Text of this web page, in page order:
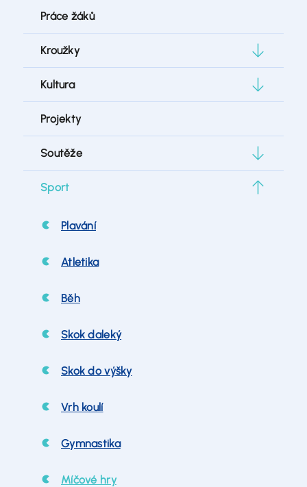
Práce žáků
Kroužky
Kultura
Projekty
Soutěže
Sport
Plavání
Atletika
Běh
Skok daleký
Skok do výšky
Vrh koulí
Gymnastika
Míčové hry